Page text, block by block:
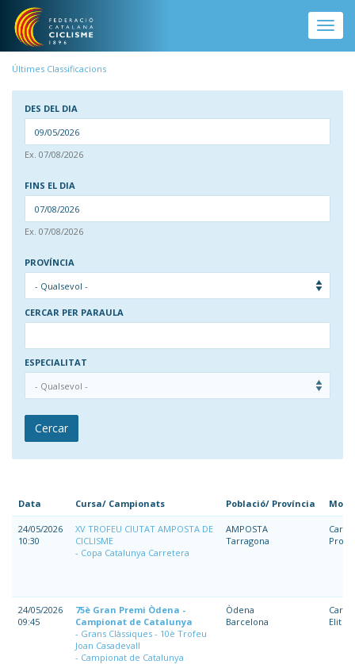
Vés al contingut
Toggle
Últimes Classificacions
DES DEL DIA
Ex. 07/08/2026
FINS EL DIA
Ex. 07/08/2026
PROVÍNCIA
CERCAR PER PARAULA
ESPECIALITAT
Cercar
Data Cursa/ Campionats Població/ Província
24/05/2026
10:30
XV TROFEU CIUTAT AMPOSTA DE
CICLISME
Copa Catalunya Carretera
AMPOSTA
Tarragona
24/05/2026
09:45
75è Gran Premi Òdena -
Campionat de Catalunya
Grans Clàssiques - 10è Trofeu
Joan Casadevall
Campionat de Catalunya
Òdena
Barcelona
Elit